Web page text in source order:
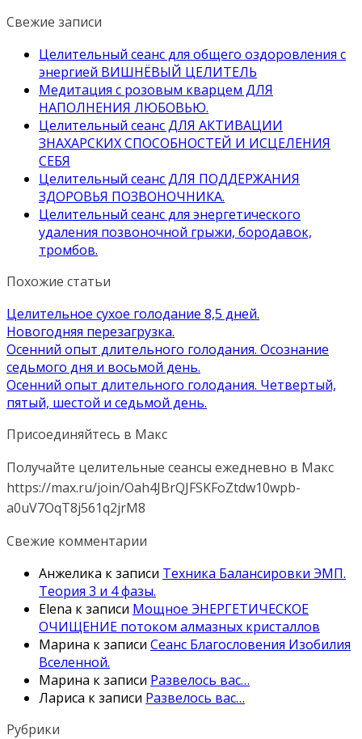
Свежие записи
Целительный сеанс для общего оздоровления с
энергией ВИШНЁВЫЙ ЦЕЛИТЕЛЬ
Медитация с розовым кварцем ДЛЯ
НАПОЛНЕНИЯ ЛЮБОВЬЮ.
Целительный сеанс ДЛЯ АКТИВАЦИИ
ЗНАХАРСКИХ СПОСОБНОСТЕЙ И ИСЦЕЛЕНИЯ
СЕБЯ
Целительный сеанс ДЛЯ ПОДДЕРЖАНИЯ
ЗДОРОВЬЯ ПОЗВОНОЧНИКА.
Целительный сеанс для энергетического
удаления позвоночной грыжи, бородавок,
тромбов.
Похожие статьи
Целительное сухое голодание 8,5 дней.
Новогодняя перезагрузка.
Осенний опыт длительного голодания. Осознание
седьмого дня и восьмой день.
Осенний опыт длительного голодания. Четвертый,
пятый, шестой и седьмой день.
Присоединяйтесь в Макс
Получайте целительные сеансы ежедневно в Макс
https://max.ru/join/Oah4JBrQJFSKFoZtdw10wpb-
a0uV7OqT8j561q2jrM8
Свежие комментарии
Анжелика к записи Техника Балансировки ЭМП.
Теория 3 и 4 фазы.
Elena к записи Мощное ЭНЕРГЕТИЧЕСКОЕ
ОЧИЩЕНИЕ потоком алмазных кристаллов
Марина к записи Сеанс Благословения Изобилия
Вселенной.
Марина к записи Развелось вас…
Лариса к записи Развелось вас…
Рубрики